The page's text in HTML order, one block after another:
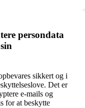
persondata
sikkert og i
Det er
e-mails og
for at beskytte